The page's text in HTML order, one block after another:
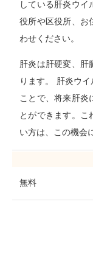
している肝炎ウイ
役所や区役所、お
わせください。
肝炎は肝硬変、肝
ります。 肝炎ウ
ことで、将来肝炎
とができます。こ
い方は、この機会
無料